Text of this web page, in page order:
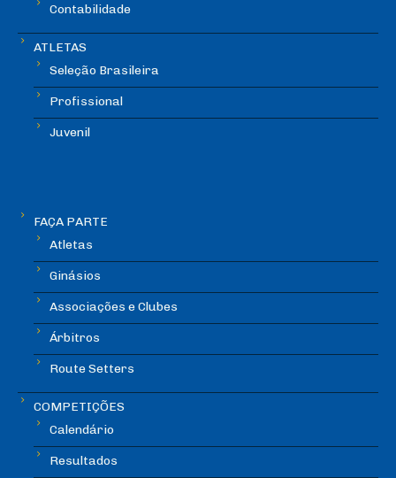
Contabilidade
ATLETAS
Seleção Brasileira
Profissional
Juvenil
FAÇA PARTE
Atletas
Ginásios
Associações e Clubes
Árbitros
Route Setters
COMPETIÇÕES
Calendário
Resultados